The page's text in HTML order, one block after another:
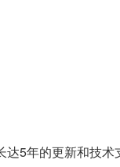
5年的更新和技术